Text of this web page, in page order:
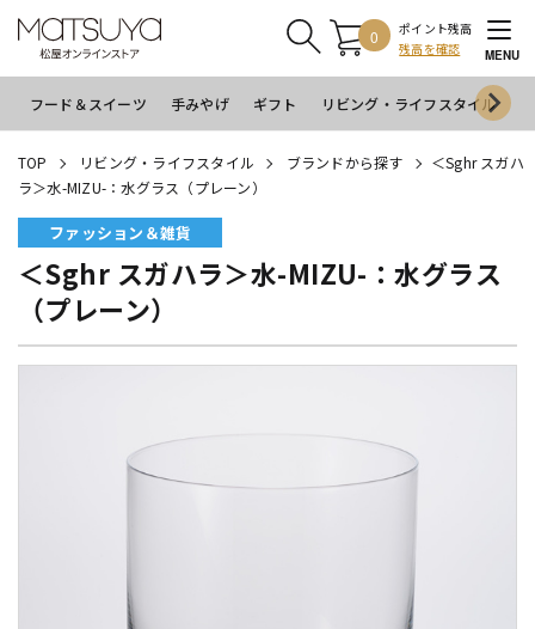
0
ポイント残高
残高を確認
MENU
フード＆スイーツ 手みやげ ギフト リビング・ライフスタイル
TOP リビング・ライフスタイル ブランドから探す
＜Sghr スガハ
ラ＞水-MIZU-：水グラス（プレーン）
ファッション＆雑貨
＜Sghr スガハラ＞水-MIZU-：水グラス
（プレーン）